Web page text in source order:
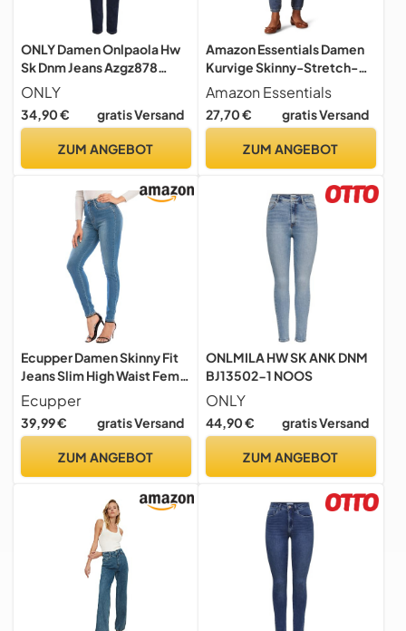
ONLY Damen Onlpaola Hw
Sk Dnm Jeans Azgz878
Noos, Blau (Dark Blue
Denim), M / 30L
ONLY
34,90 € gratis Versand
ZUM ANGEBOT
Amazon Essentials Damen
Kurvige Skinny-Stretch-
Jeans mit Mittelhohem
Bund – Auslaufmodell,
Mittlere Waschung, 42
Amazon Essentials
27,70 € gratis Versand
ZUM ANGEBOT
Ecupper Damen Skinny Fit
Jeans Slim High Waist Femal
Jeans Stretch Jeanshosen
Hellblau-1 Knopf L
Ecupper
39,99 € gratis Versand
ZUM ANGEBOT
ONLMILA HW SK ANK DNM
BJ13502-1 NOOS
ONLY
44,90 € gratis Versand
ZUM ANGEBOT